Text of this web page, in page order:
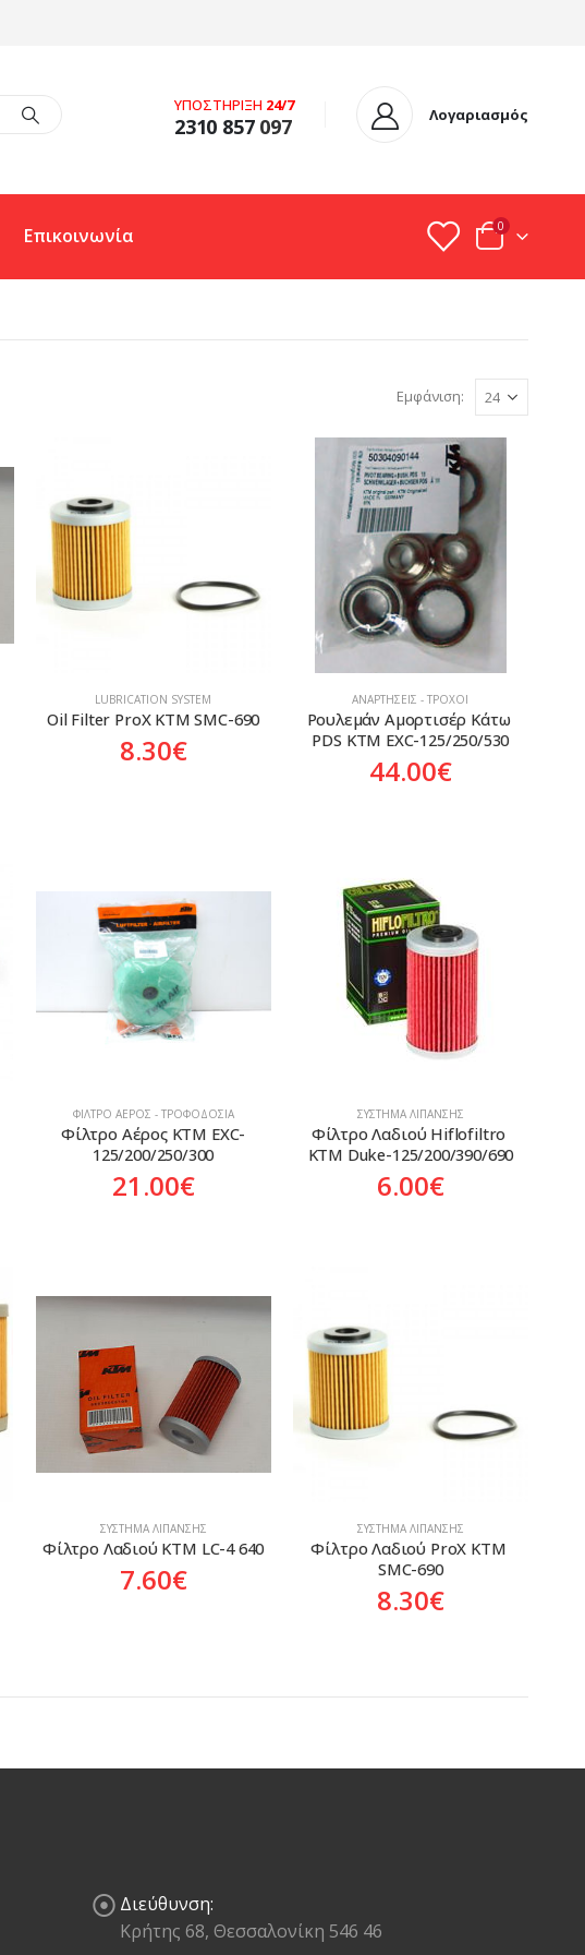
ΥΠΟΣΤΗΡΙΞΗ 24/7
2310 857097 Λογαριασμός
Επικοινωνία 0
Εμφάνιση:
LUBRICATION SYSTEM
Oil Filter ProX KTM SMC-690
8.30€
ΑΝΑΡΤΉΣΕΙΣ - ΤΡΟΧΟΊ
Ρουλεμάν Αμορτισέρ Κάτω
PDS KTM EXC-125/250/530
44.00€
ΦΊΛΤΡΟ ΑΈΡΟΣ - ΤΡΟΦΟΔΟΣΊΑ
Φίλτρο Αέρος KTM EXC-
125/200/250/300
21.00€
ΣΎΣΤΗΜΑ ΛΊΠΑΝΣΗΣ
Φίλτρο Λαδιού Hiflofiltro
KTM Duke-125/200/390/690
6.00€
ΣΎΣΤΗΜΑ ΛΊΠΑΝΣΗΣ
Φίλτρο Λαδιού KTM LC-4 640
7.60€
ΣΎΣΤΗΜΑ ΛΊΠΑΝΣΗΣ
Φίλτρο Λαδιού ProX KTM
SMC-690
8.30€
Διεύθυνση:
Κρήτης 68, Θεσσαλονίκη 546 46